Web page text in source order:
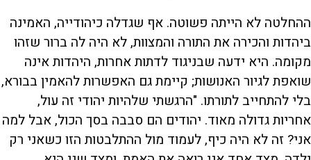
ההחלטה לא הייתה פשוטה. אף שגדלה כיהודייה, האמינה
ביהדות והכירה את התורה והמצוות, לא היה לה ברור שזהו
מקומה. היא ידעה שבניגוד לדתות אחרות, היהדות אינה
שואפת לגיור האנושות; קיימת גם האפשרות להאמין בבורא,
בלי להתחייב לתורתו. "הרגשתי שלהיות יהודי זה עול,
אחריות גדולה מאוד. יהודים הם סבבה בסך הכול, אבל למה
אני? זה לא היה כיף, לעמוד מול ההתלבטות הזו כשאני רק